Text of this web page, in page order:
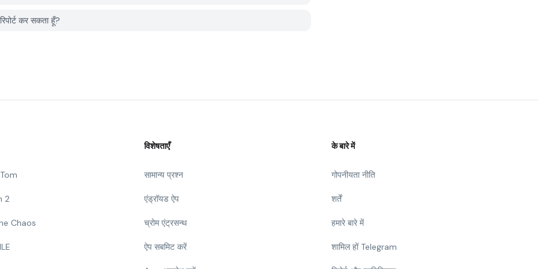
कर सकता हूँ?
2
Chaos
विशेषताएँ
सामान्य प्रश्न
एंड्रॉयड ऐप
च्रोम एंट्रसन्थ
ऐप सबमिट करें
के बारे में
गोपनीयता नीति
शर्तें
हमारे बारे में
शामिल हों Telegram